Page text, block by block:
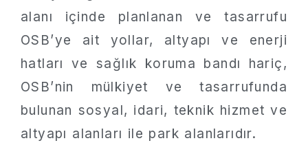
alanı içinde planlanan ve tasarrufu
OSB’ye ait yollar, altyapı ve enerji
hatları ve sağlık koruma bandı hariç,
OSB’nin mülkiyet ve tasarrufunda
bulunan sosyal, idari, teknik hizmet ve
altyapı alanları ile park alanlarıdır.